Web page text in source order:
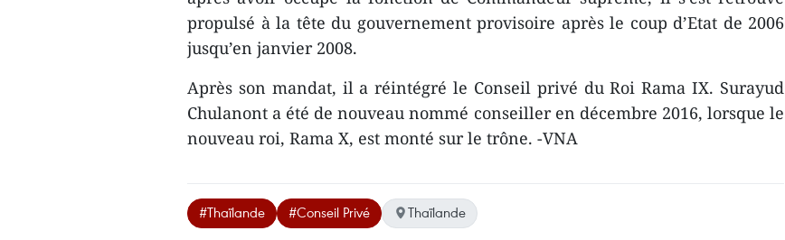
propulsé à la tête du gouvernement provisoire après le coup d’Etat de 2006
jusqu’en janvier 2008.
Après son mandat, il a réintégré le Conseil privé du Roi Rama IX. Surayud
Chulanont a été de nouveau nommé conseiller en décembre 2016, lorsque le
nouveau roi, Rama X, est monté sur le trône. -VNA
#Thaïlande #Conseil Privé Thaïlande